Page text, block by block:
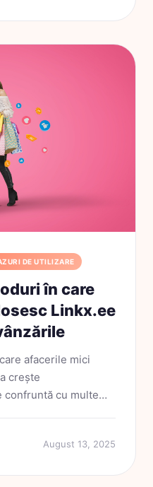
DE UTILIZARE
în care
Linkx.ee
afacerile mici
crește
confruntă cu multe
și prea multe
August 13, 2025